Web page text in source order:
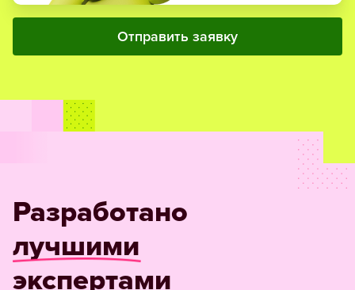
Отправить заявку
Разработано
лучшими
экспертами